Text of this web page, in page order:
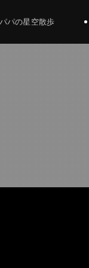
パの星空散歩